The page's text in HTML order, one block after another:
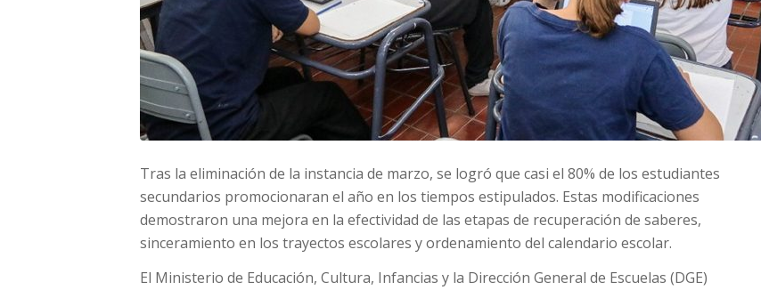
Tras la eliminación de la instancia de marzo, se logró que casi el 80% de los estudiantes
secundarios promocionaran el año en los tiempos estipulados. Estas modificaciones
demostraron una mejora en la efectividad de las etapas de recuperación de saberes,
sinceramiento en los trayectos escolares y ordenamiento del calendario escolar.
El Ministerio de Educación, Cultura, Infancias y la Dirección General de Escuelas (DGE)